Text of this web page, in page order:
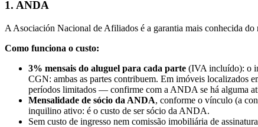
1. ANDA
A Asociación Nacional de Afiliados é a garantia mais conhecida
Como funciona o custo:
3% mensais do aluguel para cada parte (IVA incluído): o
CGN: ambas as partes contribuem. Em imóveis localizados
períodos limitados — confirme com a ANDA se há alguma
Mensalidade de sócio da ANDA, conforme o vínculo (a
inquilino ativo: é o custo de ser sócio da ANDA.
Sem custo de ingresso nem comissão imobiliária de